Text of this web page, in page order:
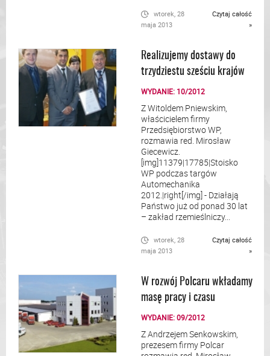
wtorek, 28
maja 2013
Czytaj całość
»
Realizujemy dostawy do
trzydziestu sześciu krajów
WYDANIE: 10/2012
Z Witoldem Pniewskim,
właścicielem firmy
Przedsiębiorstwo WP,
rozmawia red. Mirosław
Giecewicz.
[img]11379|17785|Stoisko
WP podczas targów
Automechanika
2012.|right[/img] - Działają
Państwo już od ponad 30 lat
– zakład rzemieślniczy...
wtorek, 28
maja 2013
Czytaj całość
»
W rozwój Polcaru wkładamy
masę pracy i czasu
WYDANIE: 09/2012
Z Andrzejem Senkowskim,
prezesem firmy Polcar